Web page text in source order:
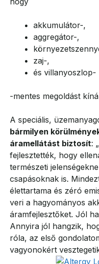
akkumulátor-,
aggregátor-,
zaj-,
és villanyoszlop-
-mentes megoldást
A speciális,
bármilyen
áramellátást biztosít:
fejlesztették, hogy
természeti
csapásoknak is.
élettartama és zéró
veri a hagyományos
áramfejlesztőket. Jól
Annyira jól hangzik,
róla, az első
vagyonokért